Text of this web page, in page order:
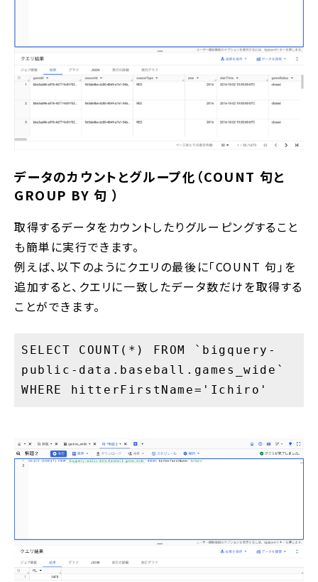
データのカウントとグループ化（COUNT 句と
GROUP BY 句 ）
取得するデータをカウントしたりグルーピングすること
も簡単に実行できます。
例えば、以下のようにクエリの最後に「COUNT 句」を
追加すると、クエリに一致したデータ数だけを取得する
ことができます。
SELECT COUNT(*) FROM `bigquery-
public-data.baseball.games_wide`
WHERE hitterFirstName='Ichiro'